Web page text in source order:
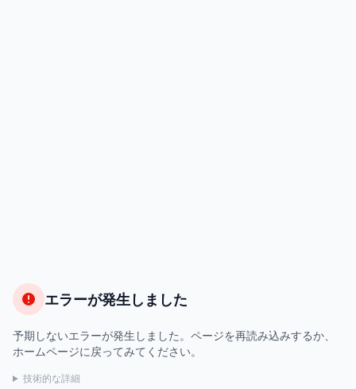
エラーが発生しました
予期しないエラーが発生しました。ページを再読み込みするか、
ホームページに戻ってみてください。
技術的な詳細